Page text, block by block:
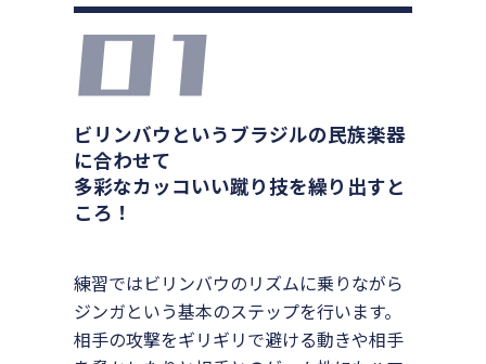
ビリンバウというブラジルの民族楽器
に合わせて
多彩なカッコいい蹴り技を繰り出すと
ころ！
練習ではビリンバウのリズムに乗りながら
ジンガという基本のステップを行います。
相手の攻撃をギリギリで避ける動きや相手